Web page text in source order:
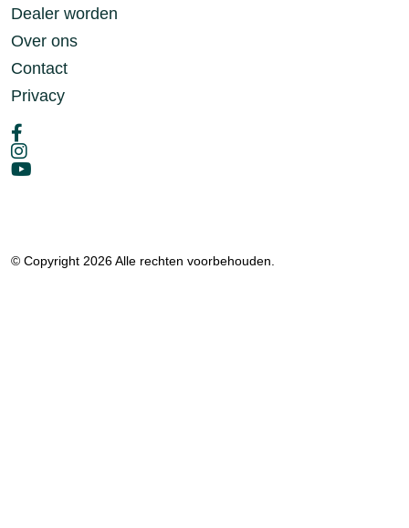
Dealer worden
Over ons
Contact
Privacy
© Copyright 2026 Alle rechten voorbehouden.